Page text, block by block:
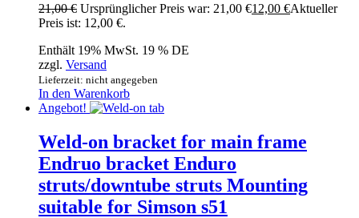
21,00€ Ursprünglicher Preis war: 21,00 €12,00 €Aktueller
Preis ist: 12,00 €.
Enthält 19% MwSt. 19 % DE
zzgl. Versand
Lieferzeit: nicht angegeben
In den Warenkorb
Angebot!
Weld-on bracket for main frame
Endruo bracket Enduro
struts/downtube struts Mounting
suitable for Simson s51